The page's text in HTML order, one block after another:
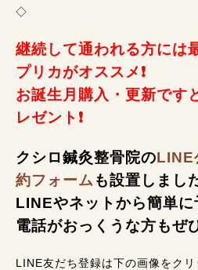
◇
継続して通われる方には
プリカがオススメ❗
お誕生月購入・更新です
レゼント❗
クシロ鍼灸整骨院のLINE
約フォーム も設置しました
LINEやネットから簡単に
電話がおっくうな方もぜ
LINE友だち登録は下の画像をク